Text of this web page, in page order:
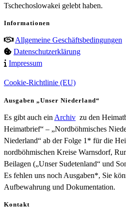
Tschechoslowakei gelebt haben.
Informationen
Allgemeine Geschäftsbedingungen
Datenschutzerklärung
Impressum
Cookie-Richtlinie (EU)
Ausgaben „Unser Niederland“
Es gibt auch ein Archiv zu den
Heimatbrief“ – „Nordböhmisches
Niederland“ ab der Folge 1* für die
nordböhmischen Kreise Warnsdorf,
Beilagen („Unser Sudetenland“ und
Es fehlen uns noch Ausgaben*, Sie
Aufbewahrung und Dokumentation.
Kontakt